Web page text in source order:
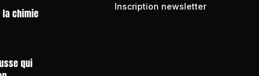
chimie
qui
Inscription newsletter